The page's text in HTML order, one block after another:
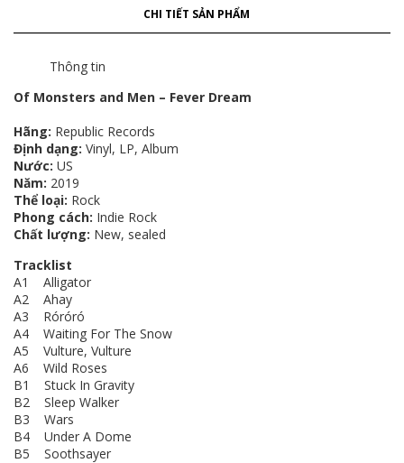
CHI TIẾT SẢN PHẨM
Thông tin
Of Monsters and Men ‎– Fever Dream
Hãng: Republic Records
Định dạng: Vinyl, LP, Album
Nước: US
Năm: 2019
Thể loại: Rock
Phong cách: Indie Rock
Chất lượng: New, sealed
Tracklist
A1 Alligator
A2 Ahay
A3 Róróró
A4 Waiting For The Snow
A5 Vulture, Vulture
A6 Wild Roses
B1 Stuck In Gravity
B2 Sleep Walker
B3 Wars
B4 Under A Dome
B5 Soothsayer